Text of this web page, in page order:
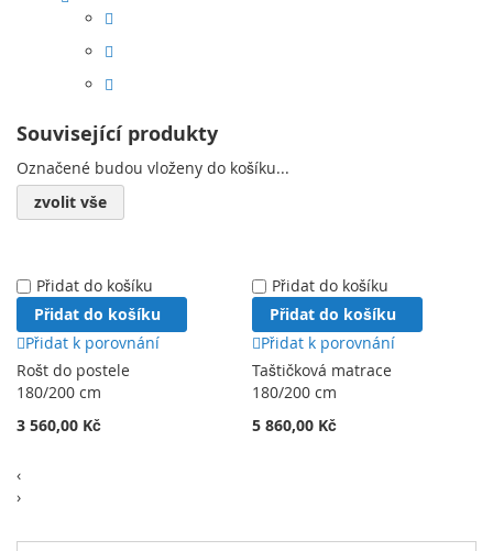
Související produkty
Označené budou vloženy do košíku...
zvolit vše
Přidat do košíku
Přidat do košíku
Přidat k porovnání
Rošt do postele
180/200 cm
3 560,00 Kč
Přidat do košíku
Přidat do košíku
Přidat k porovnání
Taštičková matrace
180/200 cm
5 860,00 Kč
‹
›